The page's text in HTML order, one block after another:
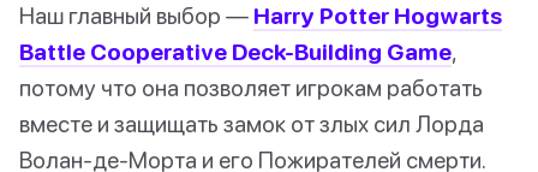
Наш главный выбор — Harry Potter Hogwarts
Battle Cooperative Deck-Building Game,
потому что она позволяет игрокам работать
вместе и защищать замок от злых сил Лорда
Волан-де-Морта и его Пожирателей смерти.